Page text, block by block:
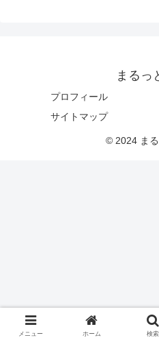
まるっ
プロフィール
サイトマップ
© 2024 まる
メニュー ホーム 検索